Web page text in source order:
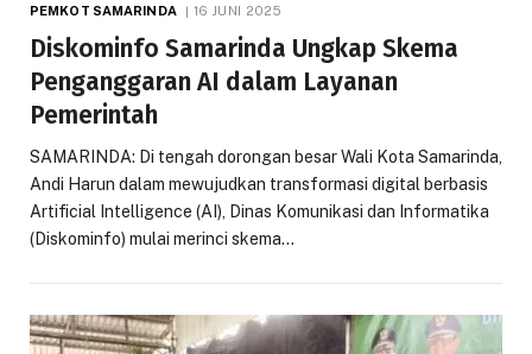
PEMKOT SAMARINDA 16 JUNI 2025
Diskominfo Samarinda Ungkap Skema
Penganggaran AI dalam Layanan
Pemerintah
SAMARINDA: Di tengah dorongan besar Wali Kota Samarinda,
Andi Harun dalam mewujudkan transformasi digital berbasis
Artificial Intelligence (AI), Dinas Komunikasi dan Informatika
(Diskominfo) mulai merinci skema…